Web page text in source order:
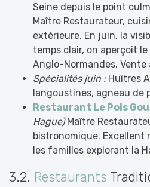
Seine depuis le point
Maître Restaurateur,
extérieure. En juin, la
temps clair, on aperçoit
Anglo-Normandes. Vente
Spécialités juin :Huîtres
langoustines, agneau de
Restaurant Le Pois
Hague)Maître
bistronomique.
les familles explorant la
3.2. Restaurants